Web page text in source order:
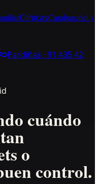
ClínicasCarabanchel y
Pardiñas · 91 435 42
cuándo
o
control.